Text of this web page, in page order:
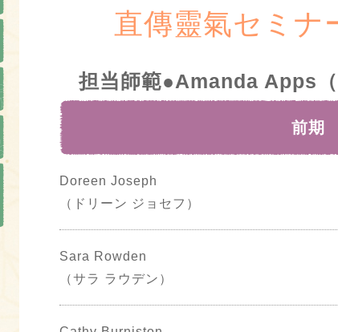
直傳靈氣セミナ
担当師範●Amanda Apps
前期
Doreen Joseph
（ドリーン ジョセフ）
Sara Rowden
（サラ ラウデン）